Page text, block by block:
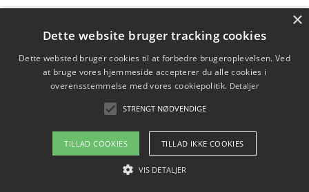
Hvordan gadgets til hjemmet kan reducere CO2-udslip
Copyright 2026 - Pilanto Aps
Om / kontakt
Blog Betingelser
×
Dette website bruger tracking cookies
Dette websted bruger cookies til at forbedre brugeroplevelsen. Ved
at bruge vores hjemmeside accepterer du alle cookies i
overensstemmelse med vores cookiepolitik. Detaljer
STRENGT NØDVENDIGE
TILLAD COOKIES TILLAD IKKE COOKIES
VIS DETALJER